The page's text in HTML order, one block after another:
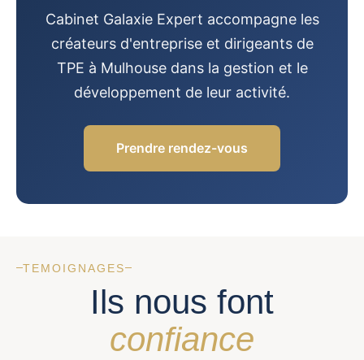
Cabinet Galaxie Expert accompagne les
créateurs d'entreprise et dirigeants de
TPE à Mulhouse dans la gestion et le
développement de leur activité.
Prendre rendez-vous
TEMOIGNAGES
Ils nous font
confiance